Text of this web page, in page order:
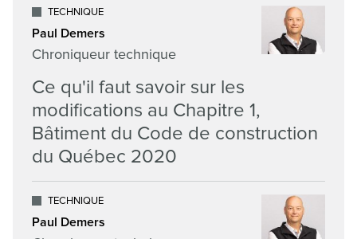
TECHNIQUE
Paul Demers
Chroniqueur technique
Ce qu'il faut savoir sur les
modifications au Chapitre 1,
Bâtiment du Code de construction
du Québec 2020
TECHNIQUE
Paul Demers